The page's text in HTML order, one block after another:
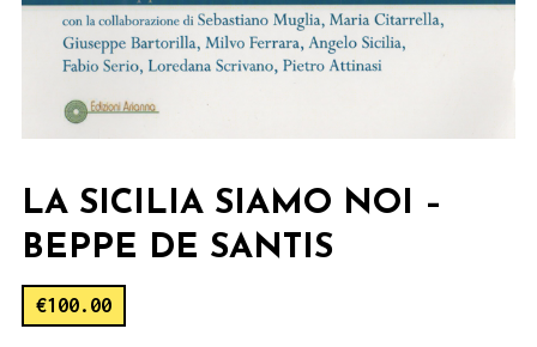
LA SICILIA SIAMO NOI –
BEPPE DE SANTIS
€100.00